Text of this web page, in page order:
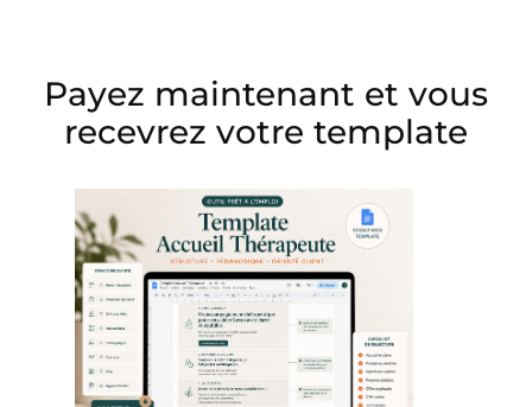
Payez maintenant et vous
recevrez votre template